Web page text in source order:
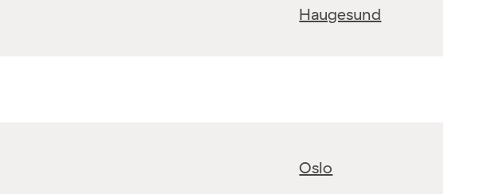
Haugesund
Oslo